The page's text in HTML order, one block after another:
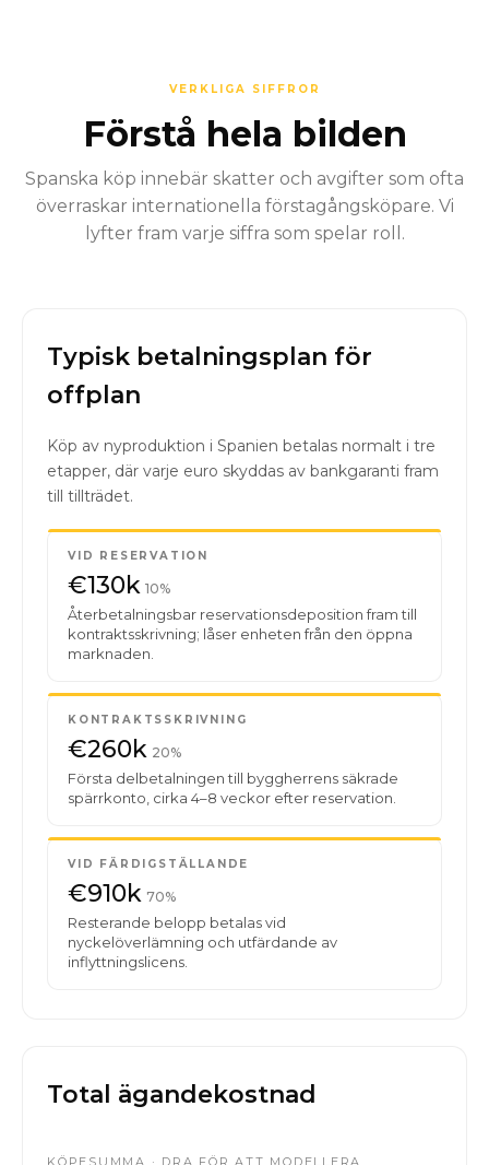
VERKLIGA SIFFROR
Förstå hela bilden
Spanska köp innebär skatter och avgifter som ofta
överraskar internationella förstagångsköpare. Vi
lyfter fram varje siffra som spelar roll.
Typisk betalningsplan för
offplan
Köp av nyproduktion i Spanien betalas normalt i tre
etapper, där varje euro skyddas av bankgaranti fram
till tillträdet.
VID RESERVATION
€130k 10%
Återbetalningsbar reservationsdeposition fram till
kontraktsskrivning; låser enheten från den öppna
marknaden.
KONTRAKTSSKRIVNING
€260k 20%
Första delbetalningen till byggherrens säkrade
spärrkonto, cirka 4–8 veckor efter reservation.
VID FÄRDIGSTÄLLANDE
€910k 70%
Resterande belopp betalas vid
nyckelöverlämning och utfärdande av
inflyttningslicens.
Total ägandekostnad
KÖPESUMMA · DRA FÖR ATT MODELLERA